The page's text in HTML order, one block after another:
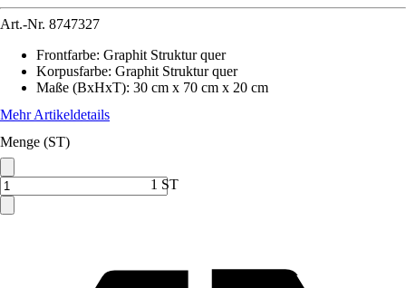
Art.-Nr. 8747327
Frontfarbe: Graphit Struktur quer
Korpusfarbe: Graphit Struktur quer
Maße (BxHxT): 30 cm x 70 cm x 20 cm
Mehr Artikeldetails
Menge (ST)
1 ST